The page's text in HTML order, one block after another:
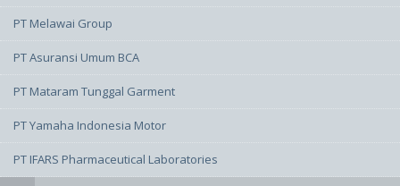
PT Melawai Group
PT Asuransi Umum BCA
PT Mataram Tunggal Garment
PT Yamaha Indonesia Motor
PT IFARS Pharmaceutical Laboratories